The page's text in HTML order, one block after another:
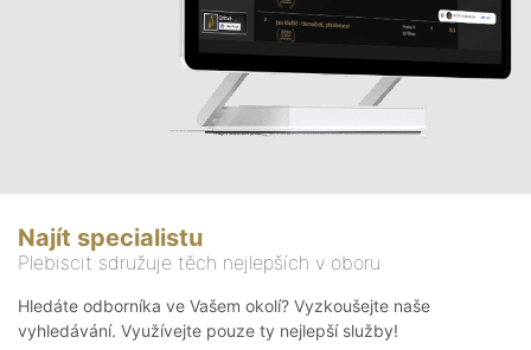
Najít specialistu
Plebiscit sdružuje těch nejlepších v oboru
Hledáte odborníka ve Vašem okolí? Vyzkoušejte naše
vyhledávání. Využívejte pouze ty nejlepší služby!